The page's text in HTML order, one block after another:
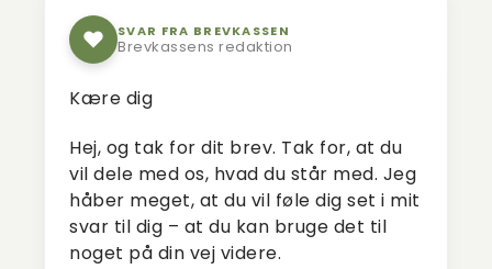
SVAR FRA BREVKASSEN
Brevkassens redaktion
Kære dig
Hej, og tak for dit brev. Tak for, at du
vil dele med os, hvad du står med. Jeg
håber meget, at du vil føle dig set i mit
svar til dig – at du kan bruge det til
noget på din vej videre.